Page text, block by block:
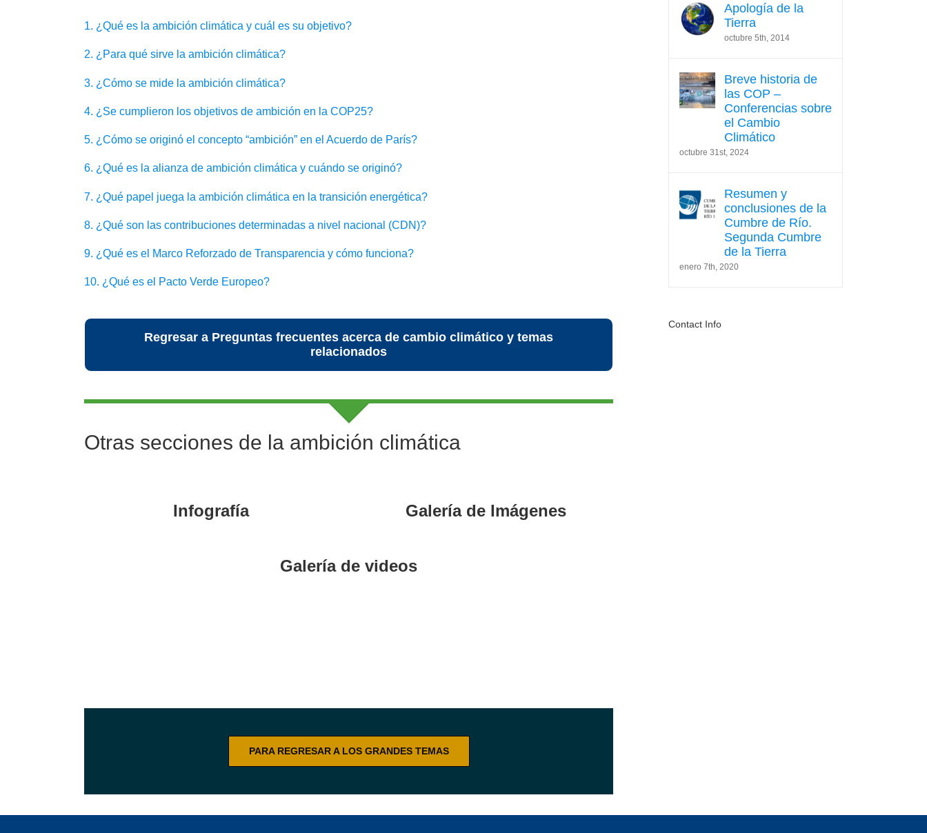
1. ¿Qué es la ambición climática y cuál es su objetivo?
2. ¿Para qué sirve la ambición climática?
3. ¿Cómo se mide la ambición climática?
4. ¿Se cumplieron los objetivos de ambición en la COP25?
5. ¿Cómo se originó el concepto “ambición” en el Acuerdo de París?
6. ¿Qué es la alianza de ambición climática y cuándo se originó?
7. ¿Qué papel juega la ambición climática en la transición energética?
8. ¿Qué son las contribuciones determinadas a nivel nacional (CDN)?
9. ¿Qué es el Marco Reforzado de Transparencia y cómo funciona?
10. ¿Qué es el Pacto Verde Europeo?
Regresar a Preguntas frecuentes acerca de cambio climático y temas
relacionados
Otras secciones de la ambición climática
Infografía Galería de Imágenes
Galería de videos
PARA REGRESAR A LOS GRANDES TEMAS
Apología de la
Tierra
octubre 5th, 2014
Breve historia de
las COP –
Conferencias sobre
el Cambio
Climático
octubre 31st, 2024
Resumen y
conclusiones de la
Cumbre de Río.
Segunda Cumbre
de la Tierra
enero 7th, 2020
Contact Info